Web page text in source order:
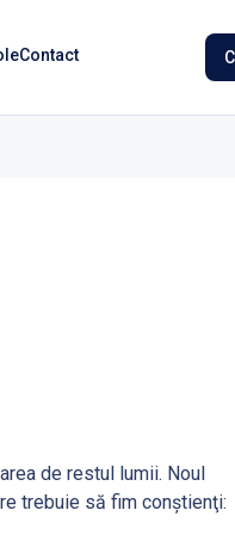
Contact
de restul lumii. Noul
trebuie să fim conştienţi: